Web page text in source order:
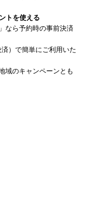
トを使える
なら予約時の事前決済
）で簡単にご利用いた
域のキャンペーンとも